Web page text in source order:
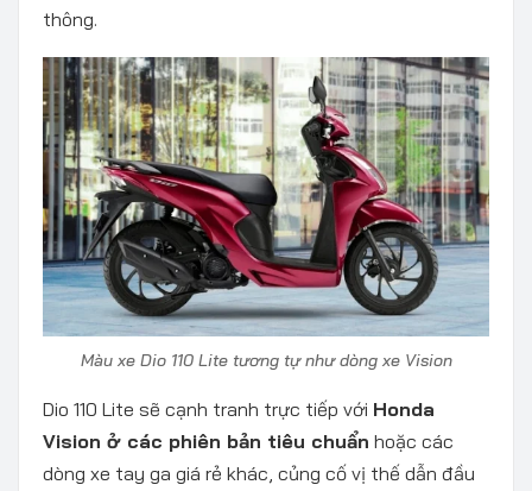
thông.
Màu xe Dio 110 Lite tương tự như dòng xe Vision
Dio 110 Lite sẽ cạnh tranh trực tiếp với Honda
Vision ở các phiên bản tiêu chuẩn hoặc các
dòng xe tay ga giá rẻ khác, củng cố vị thế dẫn đầu